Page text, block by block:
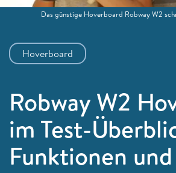
Hoverboard
Robway W2
im Test-
Funktionen
Das günstige Hoverboard Robway W2